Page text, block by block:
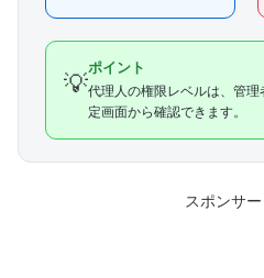
💡
ポイント
代理人の権限レベルは、管
定画面から確認できます。
スポンサ